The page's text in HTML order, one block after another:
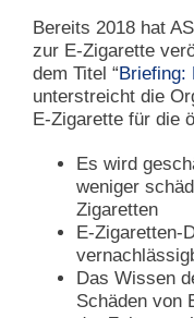
Bereits 2018 hat
zur E-Zigarette
dem Titel “Briefing:
unterstreicht die
E-Zigarette für die
Es wird
weniger
Zigaretten
E-Zigaretten-
Das Wissen
Schäden von